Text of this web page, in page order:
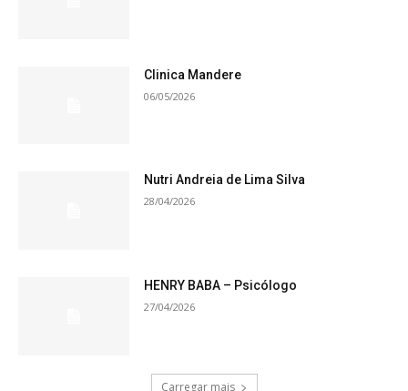
Clinica Mandere
06/05/2026
Nutri Andreia de Lima Silva
28/04/2026
HENRY BABA – Psicólogo
27/04/2026
Carregar mais